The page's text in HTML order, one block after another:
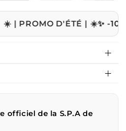
D'ÉTÉ | ☀️✨ -10% sur
officiel de la S.P.A de